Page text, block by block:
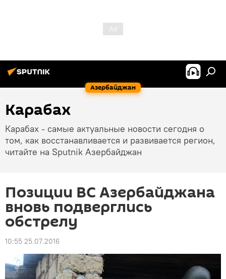
Азербайджан
Карабах
Карабах - самые актуальные новости сегодня о
том, как восстанавливается и развивается регион,
читайте на Sputnik Азербайджан
Позиции ВС Азербайджана
вновь подверглись
обстрелу
10:55 25.07.2016